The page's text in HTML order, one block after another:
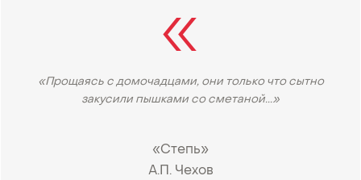
«Прощаясь с домочадцами, они только что сытно
закусили пышками со сметаной...»
«Степь»
•
А.П. Чехов